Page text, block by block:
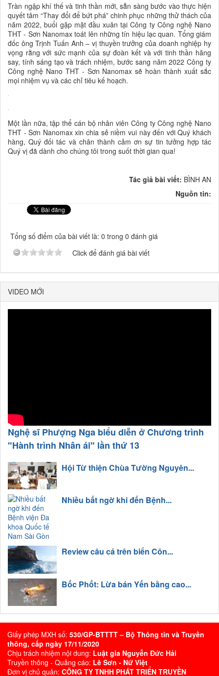
Tràn ngập khí thế và tinh thần mới, sẵn sàng bước vào thực hiện
quyết tâm “Thay đổi để bứt phá” chinh phục những thử thách của
năm 2022, buổi gặp mặt đầu xuân tại Công ty Công nghệ Nano
THT - Sơn Nanomax toát lên những tín hiệu lạc quan. Tổng giám
đốc ông Trịnh Tuấn Anh – vị thuyền trưởng của doanh nghiệp hy
vọng rằng với sức mạnh của sự đoàn kết và với tinh thần hăng
say, tính sáng tạo và trách nhiệm, bước sang năm 2022 Công ty
Công nghệ Nano THT - Sơn Nanomax sẽ hoàn thành xuất sắc
mọi nhiệm vụ và các chỉ tiêu kế hoạch.
Một lần nữa, tập thể cán bộ nhân viên Công ty Công nghệ Nano
THT - Sơn Nanomax xin chia sẻ niềm vui này đến với Quý khách
hàng, Quý đối tác và chân thành cảm ơn sự tin tưởng hợp tác
Quý vị đã dành cho chúng tôi trong suốt thời gian qua!
Tác giả bài viết: BÌNH AN
Nguồn tin:
Tổng số điểm của bài viết là: 0 trong 0 đánh giá
Click để đánh giá bài viết
VIDEO MỚI
Nghệ sĩ Phượng Nga biểu diễn ở Chương trình
"Hành trình Nhân ái" lần thứ 13
Hội Từ thiện Chùa Tường Nguyên...
Nhiều bất ngờ khi đến Bệnh...
Review câu cá trên biển Côn...
Bốc Phốt: Lừa bán Yến bằng cao...
Giấy phép MXH số: 530/GP-BTTTT – Bộ Thông tin và Truyền
thông, cấp ngày 17/11/2020
Chịu trách nhiệm nội dung: Luật gia Nguyễn Đức Hải
Truyền thông - Quảng cáo: Lê Sơn - Nữ Việt
Đơn vị chủ quản: CÔNG TY TNHH PHÁT TRIỂN TRUYỀN